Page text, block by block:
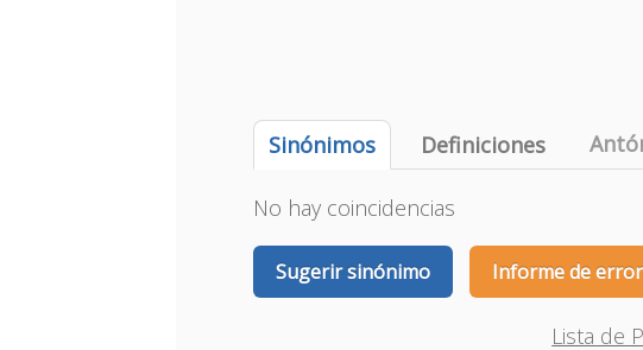
Sinónimos Definiciones
No hay coincidencias
Sugerir sinónimo Informe de error
Lista de